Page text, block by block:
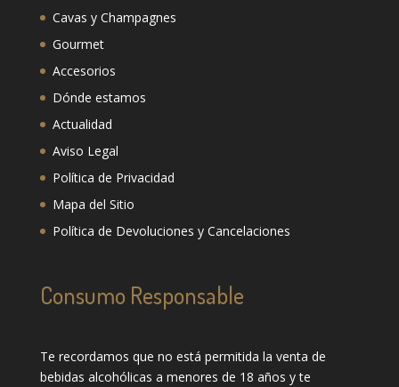
Cavas y Champagnes
Gourmet
Accesorios
Dónde estamos
Actualidad
Aviso Legal
Política de Privacidad
Mapa del Sitio
Política de Devoluciones y Cancelaciones
Consumo Responsable
Te recordamos que no está permitida la venta de
bebidas alcohólicas a menores de 18 años y te